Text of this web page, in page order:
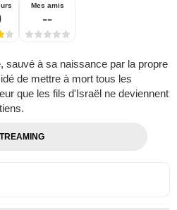
Mes amis
--
sauvé à sa naissance par la propre
de mettre à mort tous les
que les fils d'Israël ne deviennent